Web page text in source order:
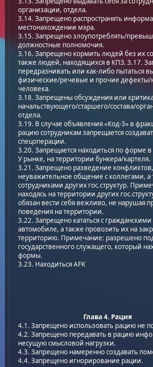
организации, отдела.
3.14. Запрещено распространять
местонахождении мэра.
3.15. Запрещено злоупотреблять/
должностные полномочия.
3.16. Запрещено кормить людей без их
также людей, находящихся в КПЗ. 3.17.
передразнивать или как-либо пытаться
физические/речевые и прочие дефекты/
человека.
3.18. Запрещены обсуждения или
начальствующего/старшего/состава/
отдела.
3.19. В случае объявления «Код-3» в
рацию сотрудникам запрещается
спецоперации.
3.20. Запрещается находиться по форме
У рынке, на территории бункера/картеля.
3.21. Запрещено разведение
неуважительное общение с коллегами, а
сотрудниками других гос.структур.
находясь на территории других
обязан вести себя вежливо, не нарушая
поведения на территории.
3.22. Запрещено кататься с
автомобиле, а также провозить их на
территорию. Примечание: разрешено
государственного служащего, который
формы.
3.23. Находиться AFK
Глава 4. Рация
4.1. Запрещено использовать рацию не
4.2. Запрещено передавать в рацию
несущую смысловой нагрузки.
4.3. Запрещено намеренно создавать
4.4. Запрещено игнорирование рации.